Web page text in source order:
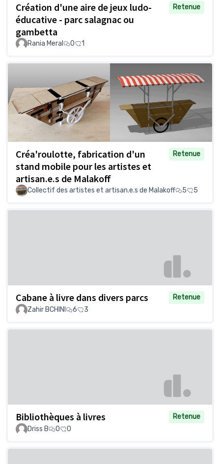
Création d'une aire de jeux ludo-
éducative - parc salagnac ou
gambetta
Retenue
Rania Meral 0 1
Créa'roulotte, fabrication d'un
stand mobile pour les artistes et
artisan.e.s de Malakoff
Retenue
Collectif des artistes et artisan.e.s de Malakoff 5 5
Cabane à livre dans divers parcs
Retenue
Zahir BCHINI
6 3
Bibliothèques à livres
Retenue
Driss B
0 0